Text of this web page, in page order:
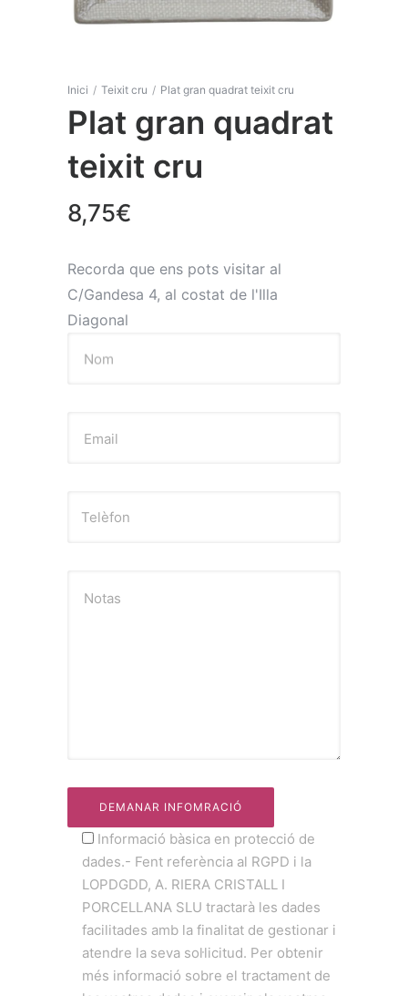
Inici / Teixit cru / Plat gran quadrat teixit cru
Plat gran quadrat
teixit cru
8,75€
Recorda que ens pots visitar al
C/Gandesa 4, al costat de l'Illa
Diagonal
Nom
Email
Notas
Informació bàsica en protecció de
dades.- Fent referència al RGPD i la
LOPDGDD, A. RIERA CRISTALL I
PORCELLANA SLU tractarà les dades
facilitades amb la finalitat de gestionar i
atendre la seva sol·licitud. Per obtenir
més informació sobre el tractament de